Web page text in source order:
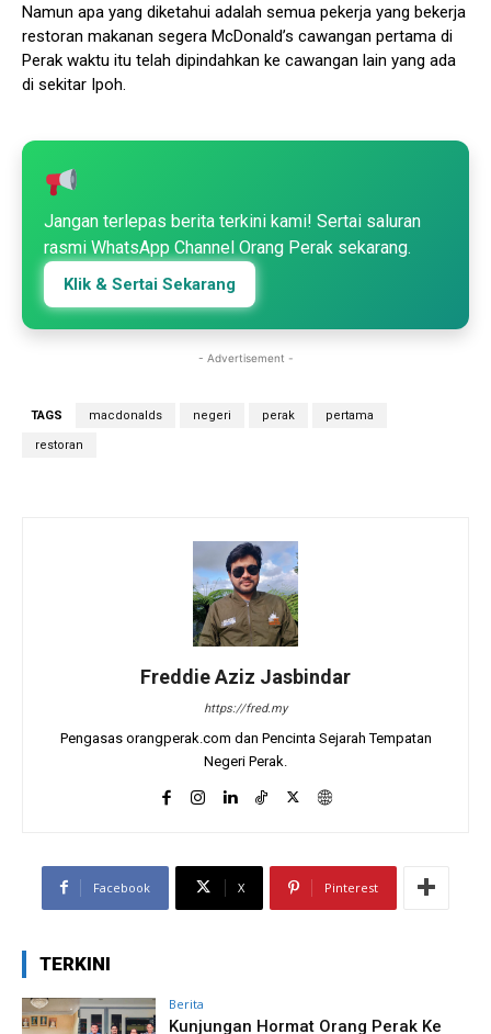
Namun apa yang diketahui adalah semua pekerja yang bekerja
restoran makanan segera McDonald’s cawangan pertama di
Perak waktu itu telah dipindahkan ke cawangan lain yang ada
di sekitar Ipoh.
Jangan terlepas berita terkini kami! Sertai saluran
rasmi WhatsApp Channel Orang Perak sekarang.
Klik & Sertai Sekarang
- Advertisement -
TAGS macdonalds negeri perak pertama
restoran
Freddie Aziz Jasbindar
https://fred.my
Pengasas orangperak.com dan Pencinta Sejarah Tempatan
Negeri Perak.
Facebook X Pinterest
TERKINI
Berita
Kunjungan Hormat Orang Perak Ke